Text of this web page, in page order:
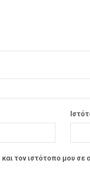
τον ιστότοπο μου σε